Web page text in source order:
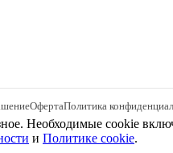
ОфертаПолитика
Необходимые cookie
и Политике cookie.